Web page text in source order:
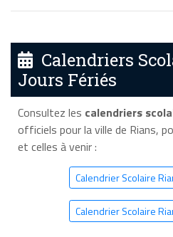
Calendriers
Jours Fériés
Consultez les calendriers
officiels pour la ville de Rians,
et celles à venir :
Calendrier Scolaire
Calendrier Scolaire